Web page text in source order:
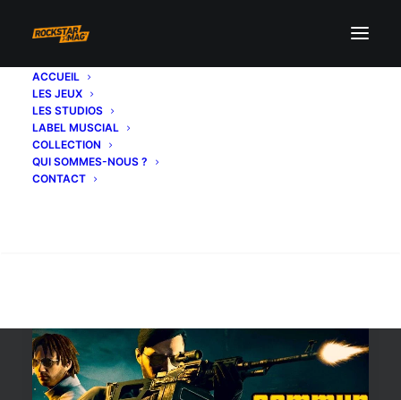
ACCUEIL
LES JEUX
LES STUDIOS
LABEL MUSCIAL
COLLECTION
QUI SOMMES-NOUS ?
CONTACT